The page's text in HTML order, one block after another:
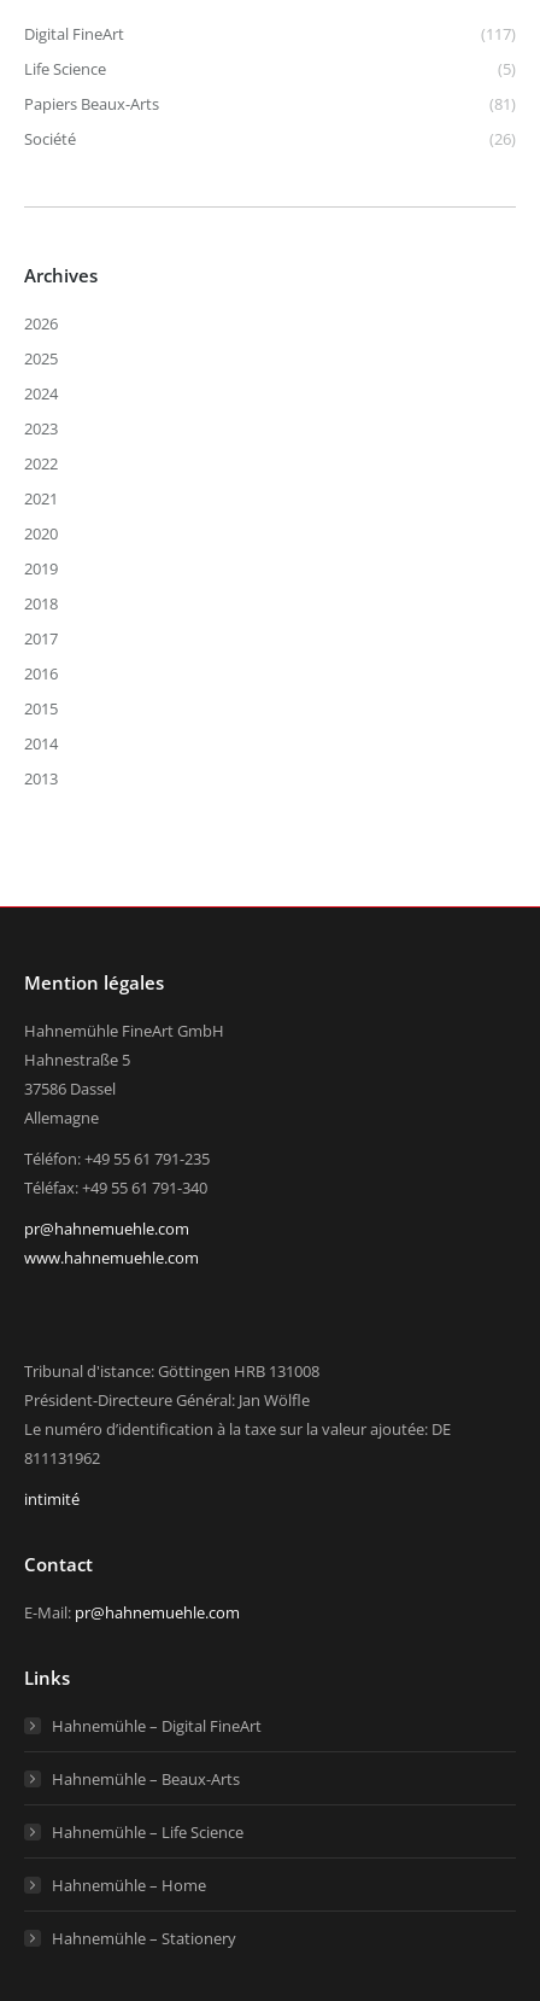
Digital FineArt
(117)
Life Science
(5)
Papiers Beaux-Arts
(81)
Société
(26)
Archives
2026
2025
2024
2023
2022
2021
2020
2019
2018
2017
2016
2015
2014
2013
Mention légales
Hahnemühle FineArt GmbH
Hahnestraße 5
37586 Dassel
Allemagne
Téléfon: +49 55 61 791-235
Téléfax: +49 55 61 791-340
pr@hahnemuehle.com
www.hahnemuehle.com
Tribunal d'istance: Göttingen HRB 131008
Président-Directeure Général: Jan Wölfle
Le numéro d’identification à la taxe sur la valeur ajoutée: DE
811131962
intimité
Contact
E-Mail: pr@hahnemuehle.com
Links
Hahnemühle – Digital FineArt
Hahnemühle – Beaux-Arts
Hahnemühle – Life Science
Hahnemühle – Home
Hahnemühle – Stationery